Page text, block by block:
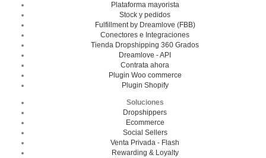
Plataforma mayorista
Stock y pedidos
Fulfillment by Dreamlove (FBB)
Conectores e Integraciones
Tienda Dropshipping 360 Grados
Dreamlove - API
Contrata ahora
Plugin Woo commerce
Plugin Shopify
Soluciones
Dropshippers
Ecommerce
Social Sellers
Venta Privada - Flash
Rewarding & Loyalty